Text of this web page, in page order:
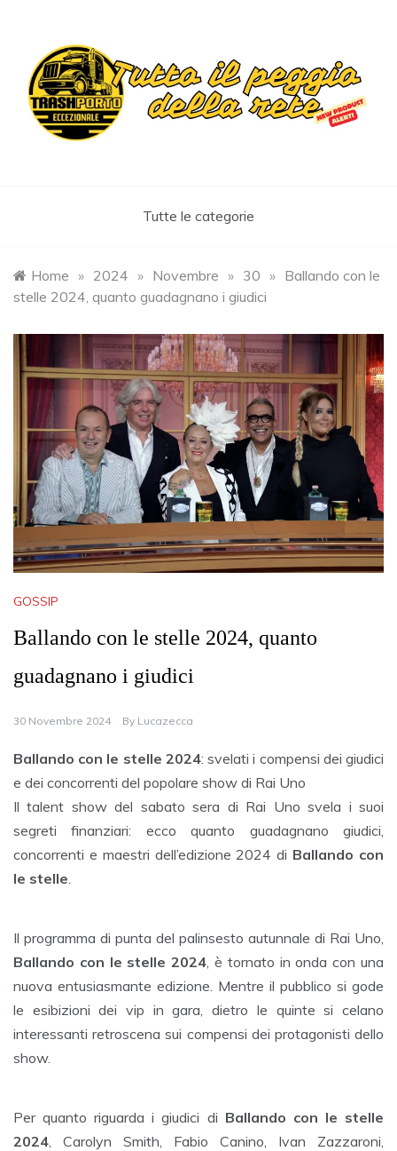
content
Tutte le categorie
Home » 2024 » Novembre » 30 » Ballando con le
stelle 2024, quanto guadagnano i giudici
GOSSIP
Ballando con le stelle 2024, quanto
guadagnano i giudici
30 Novembre 2024 By Lucazecca
Ballando con le stelle 2024: svelati i compensi dei giudici
e dei concorrenti del popolare show di Rai Uno
Il talent show del sabato sera di Rai Uno svela i suoi
segreti finanziari: ecco quanto guadagnano giudici,
concorrenti e maestri dell’edizione 2024 di Ballando con
le stelle
Il programma di punta del palinsesto autunnale di Rai Uno,
Ballando con le stelle 2024 , è tornato in onda con una
nuova entusiasmante edizione. Mentre il pubblico si gode
le esibizioni dei vip in gara, dietro le quinte si celano
interessanti retroscena sui compensi dei protagonisti dello
show.
Per quanto riguarda i giudici di Ballando con le stelle
2024 , Carolyn Smith, Fabio Canino, Ivan Zazzaroni,